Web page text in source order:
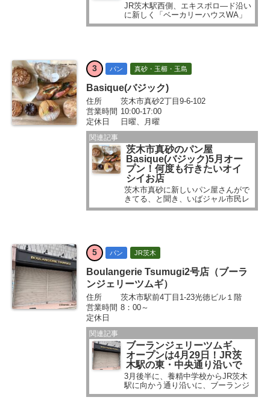
JR茨木駅西側、エキスポロ―ド沿い
に新しく「ベーカリーハウスWA」
がオープンしました。 もともと
3 パン 真砂・玉櫛・玉島
Basique(バジック)
住所
茨木市真砂2丁目9-6-102
営業時間 10:00-17:00
定休日
日曜、月曜
関連記事
茨木市真砂のパン屋
Basique(バジック)5月オー
プン！何度も行きたいオイ
シイお店
茨木市真砂に新しいパン屋さんがで
きてる、と聞き、いばジャル市民レ
ポーターが出かけました。 読者さん
5 パン JR茨木
Boulangerie Tsumugi2号店（ブーラ
ンジェリーツムギ）
住所
茨木市駅前4丁目1-23光徳ビル１階
営業時間 8：00～
定休日
関連記事
ブーランジェリーツムギ、
オープンは4月29日！JR茨
木駅の東・中央通り沿いで
3月後半に、養精中学校からJR茨木
駅に向かう通り沿いに、ブーランジ
ェリーTsumugi（ツムギ）さんの2号